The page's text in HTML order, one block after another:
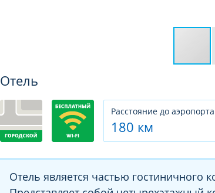
Отель
Расстояние до аэропорта
180 км
Отель является частью гостиничного